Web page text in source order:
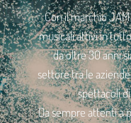
Con il marchio
musicali attivi in
da oltre 30 anni
settore tra le
spettacoli
Da sempre attenti a